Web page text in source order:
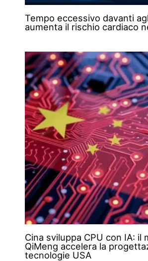
Tempo eccessivo davanti
aumenta il rischio cardiaco
Cina sviluppa CPU con IA: il
QiMeng accelera la
tecnologie USA